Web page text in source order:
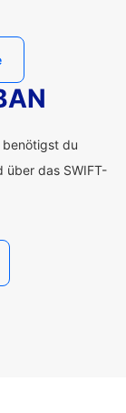
du
über das SWIFT-